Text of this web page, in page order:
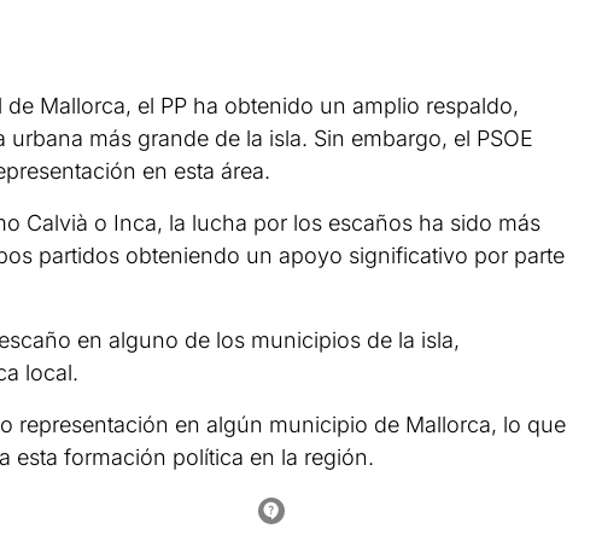
Mallorca, el PP ha obtenido un amplio respaldo,
más grande de la isla. Sin embargo, el PSOE
en esta área.
Calvià o Inca, la lucha por los escaños ha sido más
partidos obteniendo un apoyo significativo por parte
en alguno de los municipios de la isla,
local.
representación en algún municipio de Mallorca, lo que
esta formación política en la región.